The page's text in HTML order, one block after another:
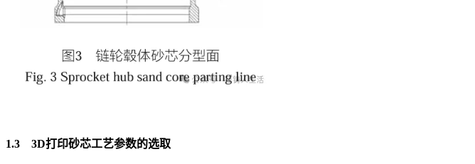
1.3 3D打印砂芯工艺参数的选取